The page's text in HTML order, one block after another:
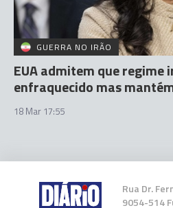
GUERRA NO IRÃO
EUA admitem que regime
enfraquecido mas
18 Mar 17:55
Rua Dr.
9054-514